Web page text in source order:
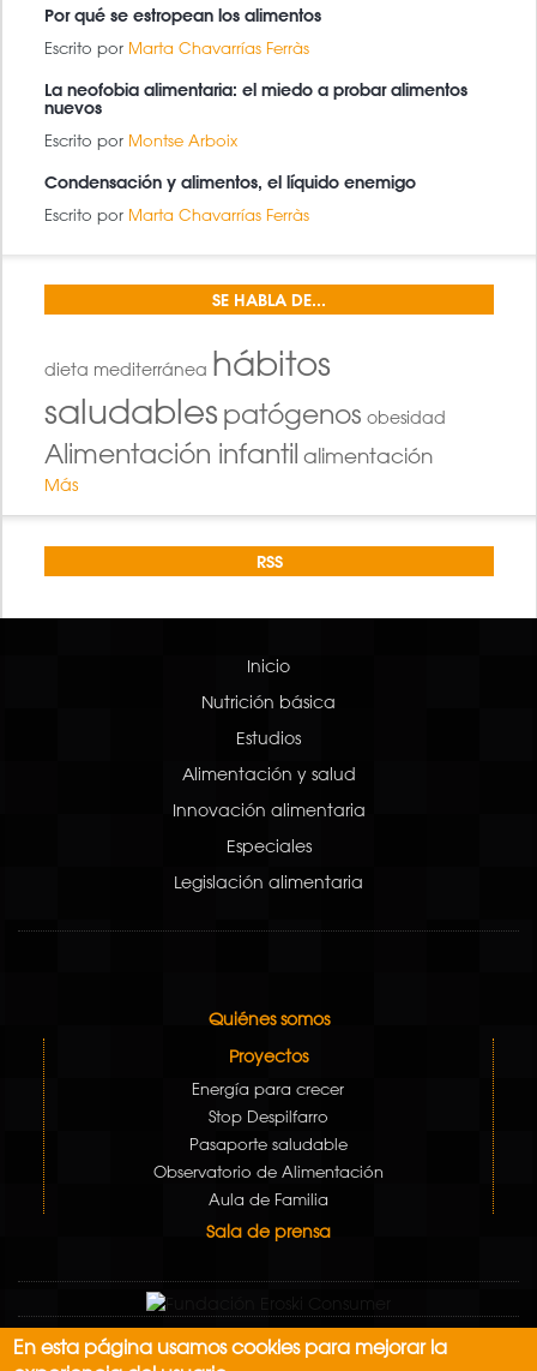
Por qué se estropean los alimentos
Escrito por Marta Chavarrías Ferràs
La neofobia alimentaria: el miedo a probar alimentos
nuevos
Escrito por Montse Arboix
Condensación y alimentos, el líquido enemigo
Escrito por Marta Chavarrías Ferràs
SE HABLA DE...
dieta mediterránea hábitos
saludablespatógenos obesidad
Alimentación infantil alimentación
Más
RSS
Inicio
Nutrición básica
Estudios
Alimentación y salud
Innovación alimentaria
Especiales
Legislación alimentaria
Quiénes somos
Proyectos
Energía para crecer
Stop Despilfarro
Pasaporte saludable
Observatorio de Alimentación
Aula de Familia
Sala de prensa
Aviso Legal
En esta página usamos cookies para mejorar la